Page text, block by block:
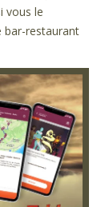
vous le
bar-restaurant